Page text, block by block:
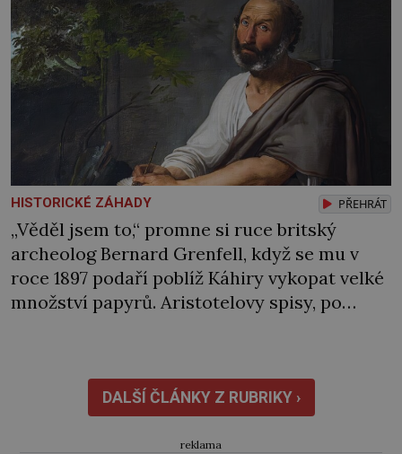
HISTORICKÉ ZÁHADY PŘEHRÁT
„Věděl jsem to,“ promne si ruce britský
archeolog Bernard Grenfell, když se mu v
roce 1897 podaří poblíž Káhiry vykopat velké
množství papyrů. Aristotelovy spisy, po
čele filozofa Aristotela (384–322 př. n. l.) se
rýsují drobné vrásky. Od rána […]
DALŠÍ ČLÁNKY Z RUBRIKY ›
reklama